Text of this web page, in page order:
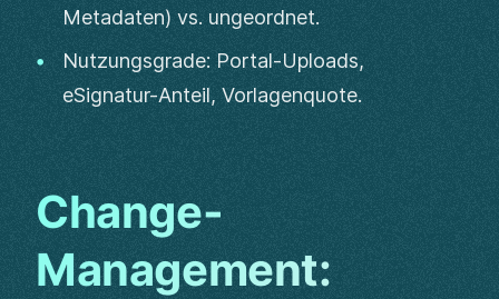
Metadaten) vs. ungeordnet.
Nutzungsgrade: Portal-Uploads,
eSignatur-Anteil, Vorlagenquote.
Change-
Management: